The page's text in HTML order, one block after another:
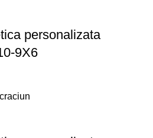
personalizata
9X6